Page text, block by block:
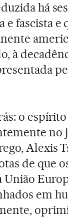
há
fascista e
à
o
no
Alexis
de que
União
em